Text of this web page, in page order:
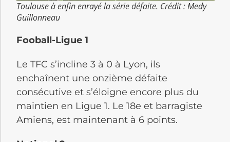
Toulouse à enfin enrayé la série défaite. Crédit : Medy
Guillonneau
Fooball-Ligue 1
Le TFC s’incline 3 à 0 à Lyon, ils
enchaînent une onzième défaite
consécutive et s’éloigne encore plus du
maintien en Ligue 1. Le 18e et barragiste
Amiens, est maintenant à 6 points.